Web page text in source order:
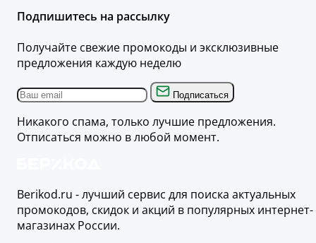
Подпишитесь на рассылку
Получайте свежие промокоды и эксклюзивные
предложения каждую неделю
Подписаться
Никакого спама, только лучшие предложения.
Отписаться можно в любой момент.
Berikod.ru - лучший сервис для поиска актуальных
промокодов, скидок и акций в популярных интернет-
магазинах России.